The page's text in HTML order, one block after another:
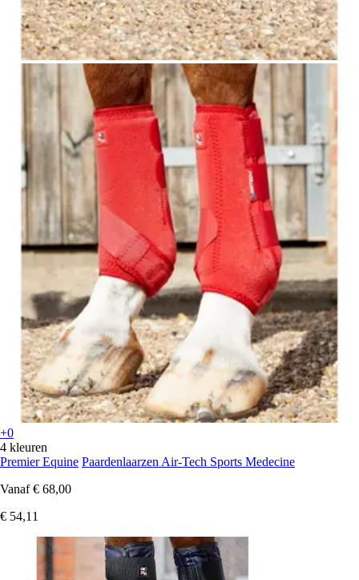
+0
4 kleuren
Premier Equine Paardenlaarzen Air-Tech Sports Medecine
Vanaf € 68,00
€ 54,11